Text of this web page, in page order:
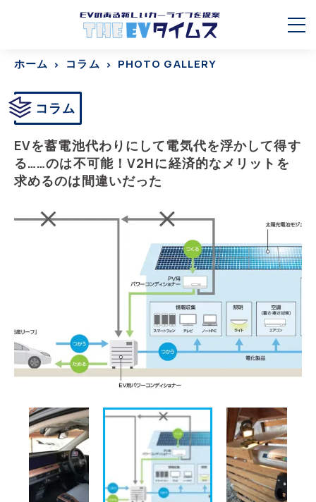
ホーム コラム PHOTO GALLERY
コラム
EVを蓄電池代わりにして電気代を浮かして得す
る……のは不可能！V2Hに経済的なメリットを
求めるのは間違いだった